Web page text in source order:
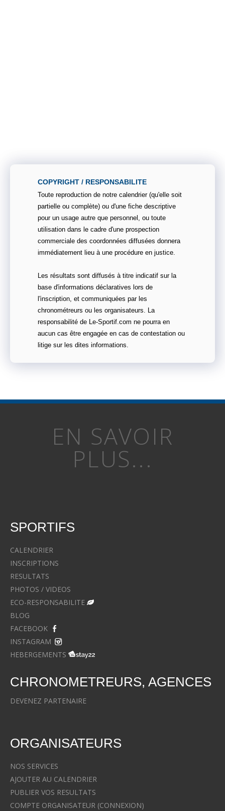
COPYRIGHT / RESPONSABILITE
Toute reproduction de notre calendrier (qu'elle soit
partielle ou complète) ou d'une fiche descriptive
pour un usage autre que personnel, ou toute
utilisation dans le cadre d'une prospection
commerciale des coordonnées diffusées donnera
immédiatement lieu à une procédure en justice.
Les résultats sont diffusés à titre indicatif sur la
base d'informations déclaratives lors de
l'inscription, et communiquées par les
chronométreurs ou les organisateurs. La
responsabilité de Le-Sportif.com ne pourra en
aucun cas être engagée en cas de contestation ou
litige sur les dites informations.
EN SAVOIR
PLUS...
SPORTIFS
CALENDRIER
INSCRIPTIONS
RESULTATS
PHOTOS / VIDEOS
ECO-RESPONSABILITE
BLOG
FACEBOOK
INSTAGRAM
HEBERGEMENTS
CHRONOMETREURS, AGENCES
DEVENEZ PARTENAIRE
ORGANISATEURS
NOS SERVICES
AJOUTER AU CALENDRIER
PUBLIER VOS RESULTATS
COMPTE ORGANISATEUR (CONNEXION)